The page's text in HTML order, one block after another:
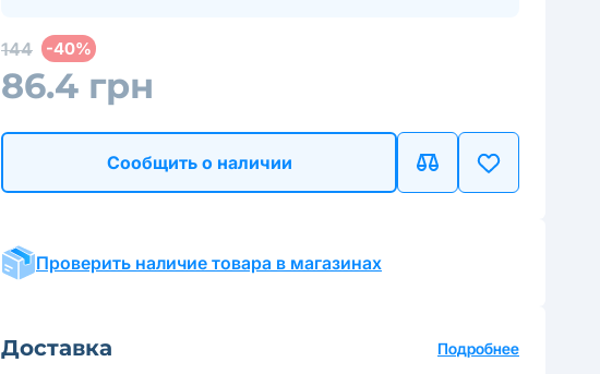
144 -40%
86.4 грн
Сообщить о наличии
Проверить наличие товара в магазинах
Доставка Подробнее